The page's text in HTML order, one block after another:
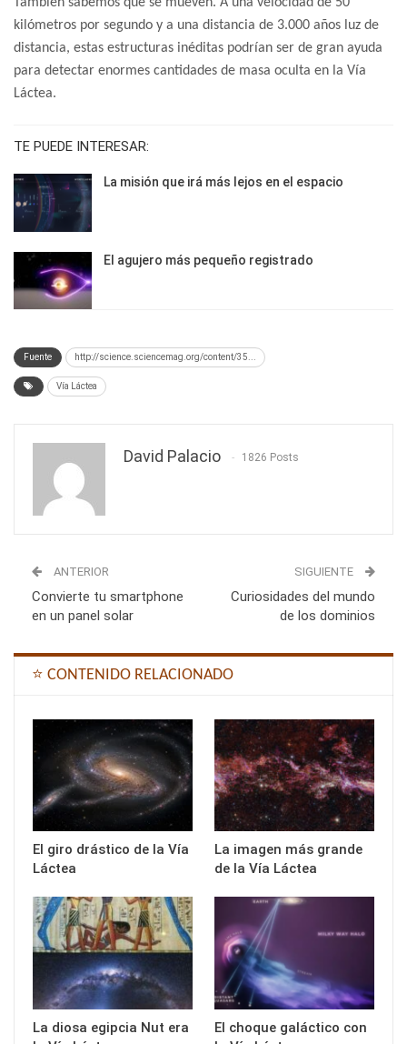
kilómetros por segundo y a una distancia de 3.000 años luz de
distancia, estas estructuras inéditas podrían ser de gran ayuda
para detectar enormes cantidades de masa oculta en la Vía
Láctea.
TE PUEDE INTERESAR:
La misión que irá más lejos en el espacio
El agujero más pequeño registrado
Fuente http://science.sciencemag.org/content/35...
Vía Láctea
David Palacio 1826 Posts
ANTERIOR
Convierte tu smartphone
en un panel solar
SIGUIENTE
Curiosidades del mundo
de los dominios
⭐ CONTENIDO RELACIONADO
El giro drástico de la Vía
Láctea
La imagen más grande
de la Vía Láctea
La diosa egipcia Nut era
El choque galáctico con